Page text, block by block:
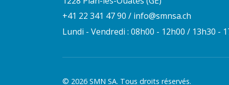
+41 22 341 47 90 / info@smnsa.ch
Lundi - Vendredi : 08h00 - 12h00 / 13h30 -
© 2026 SMN SA. Tous droits réservés.